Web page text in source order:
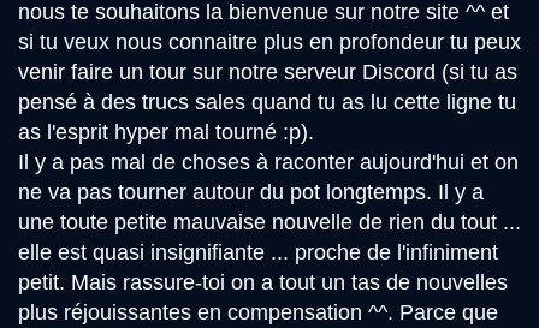
nous te souhaitons la bienvenue sur notre site ^^ et
si tu veux nous connaitre plus en profondeur tu peux
venir faire un tour sur notre serveur Discord (si tu as
pensé à des trucs sales quand tu as lu cette ligne tu
as l'esprit hyper mal tourné :p).
Il y a pas mal de choses à raconter aujourd'hui et on
ne va pas tourner autour du pot longtemps. Il y a
une toute petite mauvaise nouvelle de rien du tout ...
elle est quasi insignifiante ... proche de l'infiniment
petit. Mais rassure-toi on a tout un tas de nouvelles
plus réjouissantes en compensation ^^. Parce que